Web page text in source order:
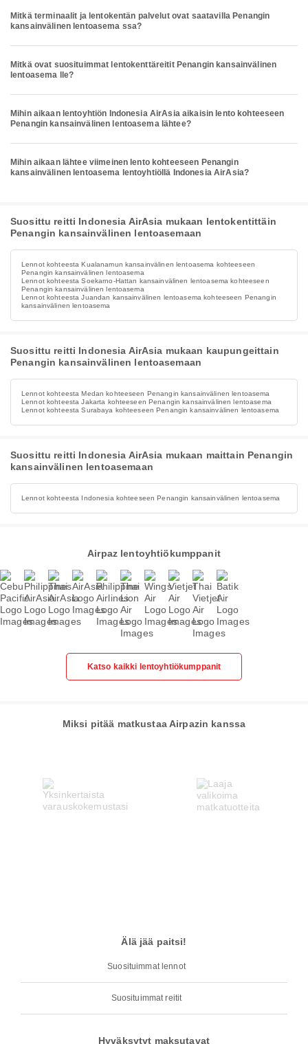
Mitkä terminaalit ja lentokentän palvelut ovat saatavilla Penangin
kansainvälinen lentoasema ssa?
Mitkä ovat suosituimmat lentokenttäreitit Penangin kansainvälinen
lentoasema lle?
Mihin aikaan lentoyhtiön Indonesia AirAsia aikaisin lento kohteeseen
Penangin kansainvälinen lentoasema lähtee?
Mihin aikaan lähtee viimeinen lento kohteeseen Penangin
kansainvälinen lentoasema lentoyhtiöllä Indonesia AirAsia?
Suosittu reitti Indonesia AirAsia mukaan lentokentittäin
Penangin kansainvälinen lentoasemaan
Lennot kohteesta Kualanamun kansainvälinen lentoasema kohteeseen
Penangin kansainvälinen lentoasema
Lennot kohteesta Soekarno-Hattan kansainvälinen lentoasema kohteeseen
Penangin kansainvälinen lentoasema
Lennot kohteesta Juandan kansainvälinen lentoasema kohteeseen Penangin
kansainvälinen lentoasema
Suosittu reitti Indonesia AirAsia mukaan kaupungeittain
Penangin kansainvälinen lentoasemaan
Lennot kohteesta Medan kohteeseen Penangin kansainvälinen lentoasema
Lennot kohteesta Jakarta kohteeseen Penangin kansainvälinen lentoasema
Lennot kohteesta Surabaya kohteeseen Penangin kansainvälinen lentoasema
Suosittu reitti Indonesia AirAsia mukaan maittain Penangin
kansainvälinen lentoasemaan
Lennot kohteesta Indonesia kohteeseen Penangin kansainvälinen lentoasema
Airpaz lentoyhtiökumppanit
Katso kaikki lentoyhtiökumppanit
Miksi pitää matkustaa Airpazin kanssa
Älä jää paitsi!
Suosituimmat lennot
Suosituimmat reitit
Hyväksytyt maksutavat